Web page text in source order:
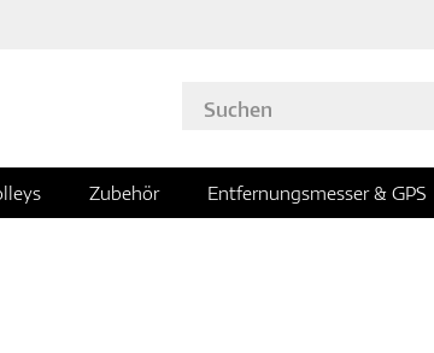
Zubehör Entfernungsmesser & GPS